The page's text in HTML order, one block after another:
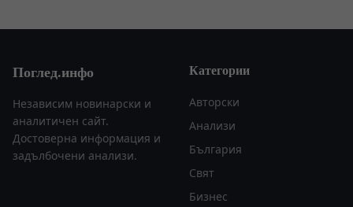
Поглед.инфо
Независим новинарски и
аналитичен сайт.
Достоверна информация и
задълбочени анализи.
Категории
Авторски
Анализи
България
Свят
Бизнес